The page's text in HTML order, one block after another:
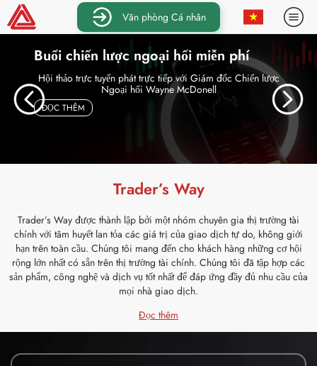
Văn phòng Cá nhân
Buổi chiến lược ngoại hối miễn phí
Hội thảo trực tuyến phát trực tiếp với Giám đốc Chiến lược
Ngoại hối Wayne McDonell
ĐỌC THÊM— BUỔI CHIẾN LƯỢC NGOẠI HỐI MIỄN PHÍ
Trader’s Way
Trader’s Way được thành lập bởi một nhóm chuyên gia thị trường tài
chính với tâm huyết lan tỏa các giá trị của giao dịch tự do, không giới
hạn trên toàn cầu. Chúng tôi mang đến cho khách hàng những cơ hội
rộng lớn nhất có sẵn trên thị trường tài chính. Chúng tôi đã tập hợp các
sản phẩm, công nghệ và dịch vụ tốt nhất để đáp ứng đầy đủ nhu cầu của
mọi nhà giao dịch.
Đọc thêm